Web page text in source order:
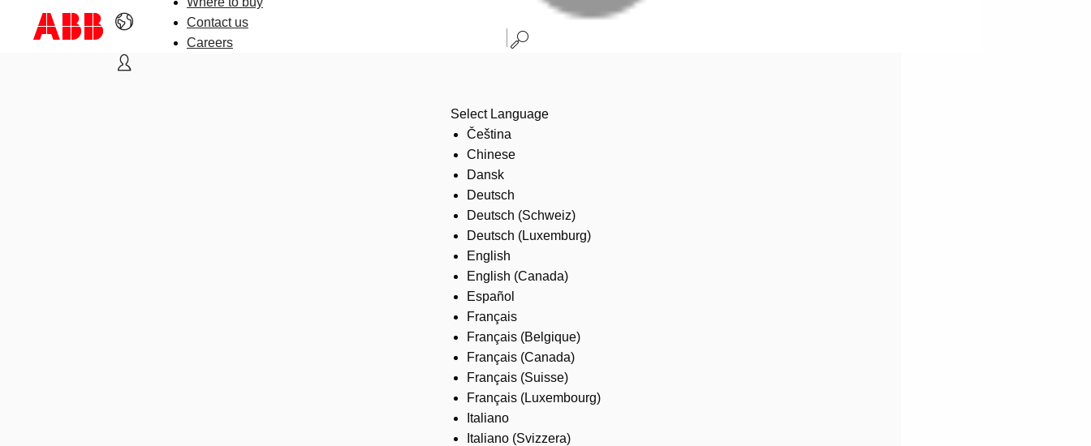
Contact us
Careers
Select Language
Čeština
Chinese
Dansk
Deutsch
Deutsch (Schweiz)
Deutsch (Luxemburg)
English
English (Canada)
Español
Français
Français (Belgique)
Français (Canada)
Français (Suisse)
Français (Luxembourg)
Italiano
Italiano (Svizzera)